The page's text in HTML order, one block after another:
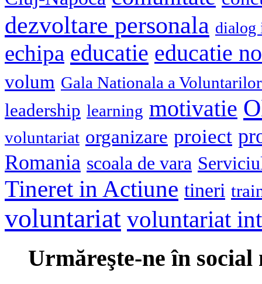
dezvoltare personala dialog
echipa educatie educatie
volum Gala Nationala a Voluntarilor
leadership learning motivatie
voluntariat organizare proiect
Romania scoala de vara
Tineret in Actiune tineri
voluntariat voluntariat
Urmăreşte-ne în social